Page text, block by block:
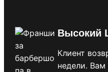
Высокий
Клиент
недели. Вам